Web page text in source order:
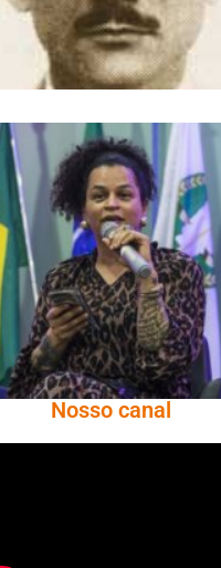
Neon Cunha,
Referência Na
Defesa Dos Direitos
Da População
LGBTQIAPN+
Nosso canal